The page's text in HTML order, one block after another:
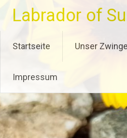
springen
Labrador of
Startseite Unser
Impressum